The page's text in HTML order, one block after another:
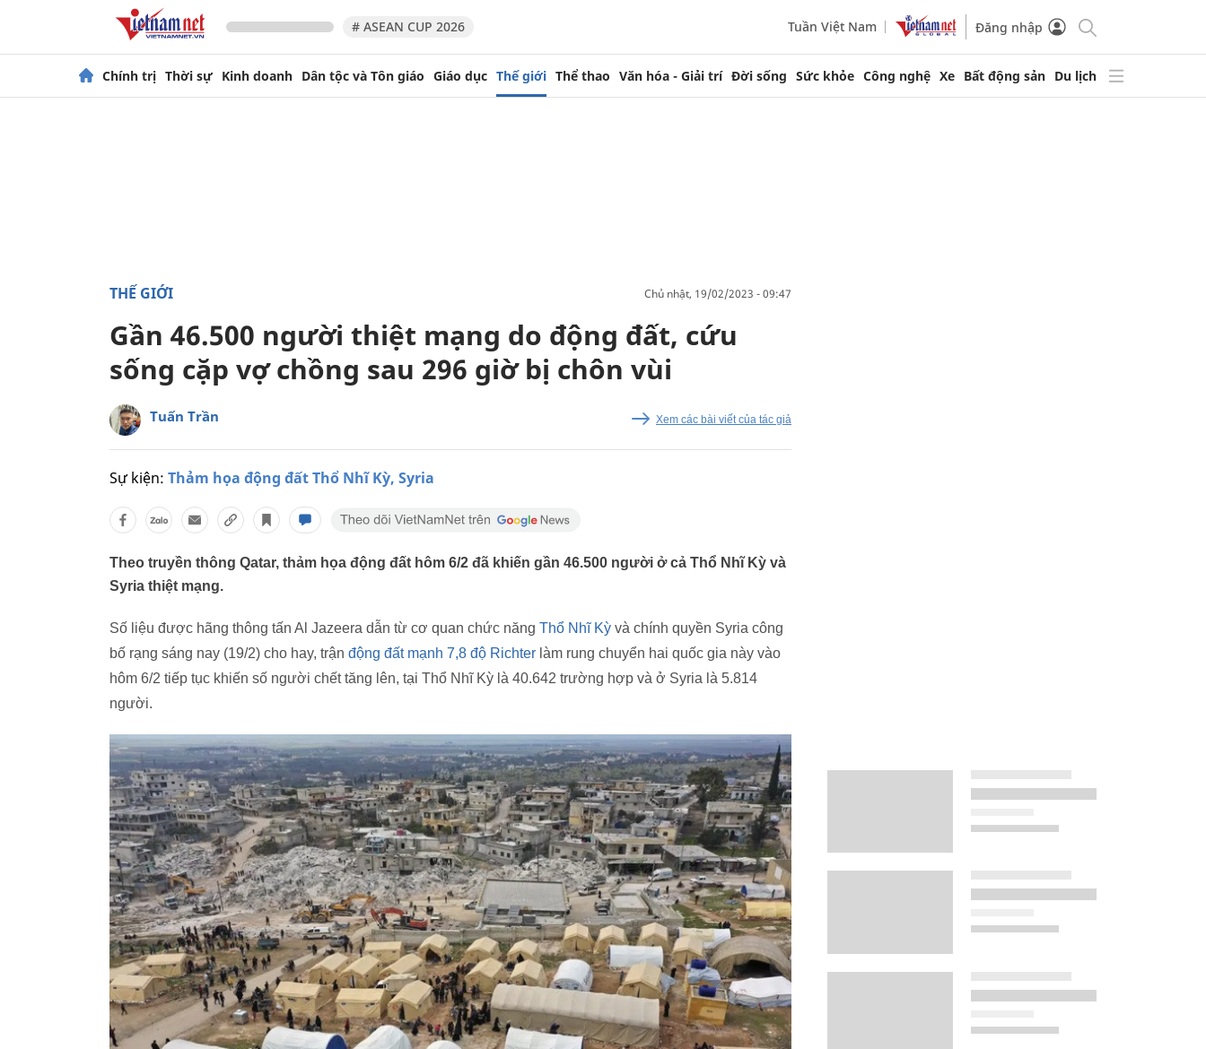
# ASEAN CUP 2026 Tuần Việt Nam Đăng nhập
Chính trị Thời sự Kinh doanh Dân tộc và Tôn giáo Giáo dục Thế giới Thể thao Văn hóa - Giải trí Đời sống Sức khỏe Công nghệ Xe Bất động sản Du lịch
THẾ GIỚI chủ nhật, 19/02/2023 - 09:47
Gần 46.500 người thiệt mạng do động đất, cứu
sống cặp vợ chồng sau 296 giờ bị chôn vùi
Tuấn Trần Xem các bài viết của tác giả
Sự kiện: Thảm họa động đất Thổ Nhĩ Kỳ, Syria
Theo truyền thông Qatar, thảm họa động đất hôm 6/2 đã khiến gần 46.500 người ở cả Thổ Nhĩ Kỳ và
Syria thiệt mạng.
Số liệu được hãng thông tấn Al Jazeera dẫn từ cơ quan chức năng Thổ Nhĩ Kỳ và chính quyền Syria công
bố rạng sáng nay (19/2) cho hay, trận động đất mạnh 7,8 độ Richter làm rung chuyển hai quốc gia này vào
hôm 6/2 tiếp tục khiến số người chết tăng lên, tại Thổ Nhĩ Kỳ là 40.642 trường hợp và ở Syria là 5.814
người.